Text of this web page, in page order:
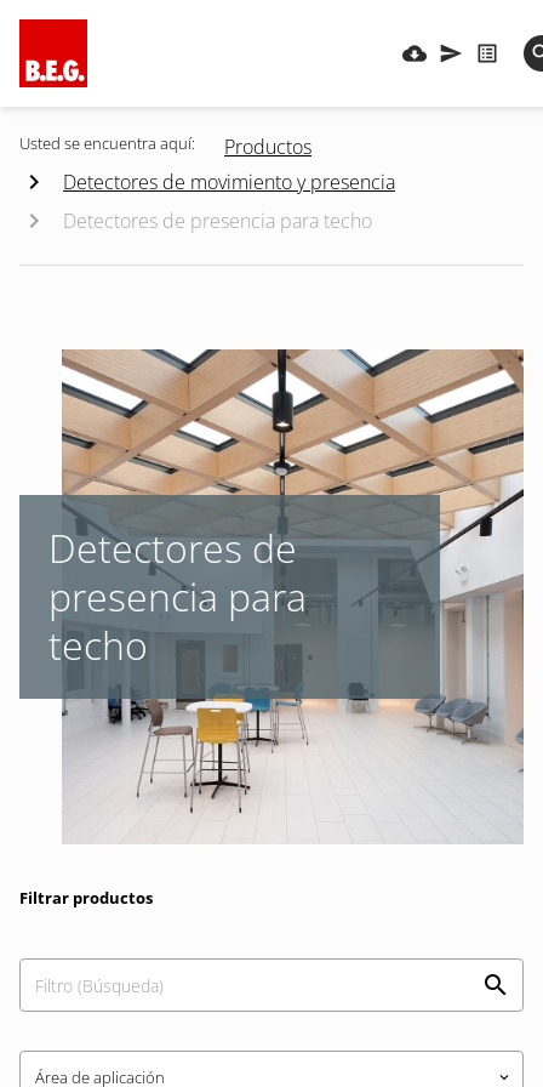
Usted se encuentra aquí:
Productos
Detectores de movimiento y presencia
Detectores de presencia para techo
Detectores de
presencia para
techo
Filtrar productos
Área de aplicación keyboard_arrow_down